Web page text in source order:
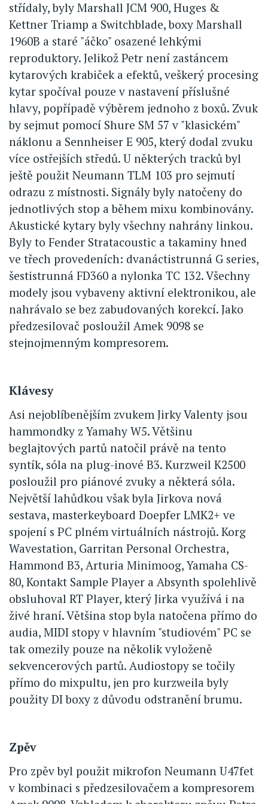
střídaly, byly Marshall JCM 900, Huges &
Kettner Triamp a Switchblade, boxy Marshall
1960B a staré "áčko" osazené lehkými
reproduktory. Jelikož Petr není zastáncem
kytarových krabiček a efektů, veškerý procesing
kytar spočíval pouze v nastavení příslušné
hlavy, popřípadě výběrem jednoho z boxů. Zvuk
by sejmut pomocí Shure SM 57 v "klasickém"
náklonu a Sennheiser E 905, který dodal zvuku
více ostřejších středů. U některých tracků byl
ještě použit Neumann TLM 103 pro sejmutí
odrazu z místnosti. Signály byly natočeny do
jednotlivých stop a během mixu kombinovány.
Akustické kytary byly všechny nahrány linkou.
Byly to Fender Stratacoustic a takaminy hned
ve třech provedeních: dvanáctistrunná G series,
šestistrunná FD360 a nylonka TC 132. Všechny
modely jsou vybaveny aktivní elektronikou, ale
nahrávalo se bez zabudovaných korekcí. Jako
předzesilovač posloužil Amek 9098 se
stejnojmenným kompresorem.
Klávesy
Asi nejoblíbenějším zvukem Jirky Valenty jsou
hammondky z Yamahy W5. Většinu
beglajtových partů natočil právě na tento
syntík, sóla na plug-inové B3. Kurzweil K2500
posloužil pro piánové zvuky a některá sóla.
Největší lahůdkou však byla Jirkova nová
sestava, masterkeyboard Doepfer LMK2+ ve
spojení s PC plném virtuálních nástrojů. Korg
Wavestation, Garritan Personal Orchestra,
Hammond B3, Arturia Minimoog, Yamaha CS-
80, Kontakt Sample Player a Absynth spolehlivě
obsluhoval RT Player, který Jirka využívá i na
živé hraní. Většina stop byla natočena přímo do
audia, MIDI stopy v hlavním "studiovém" PC se
tak omezily pouze na několik vyloženě
sekvencerových partů. Audiostopy se točily
přímo do mixpultu, jen pro kurzweila byly
použity DI boxy z důvodu odstranění brumu.
Zpěv
Pro zpěv byl použit mikrofon Neumann U47fet
v kombinaci s předzesilovačem a kompresorem